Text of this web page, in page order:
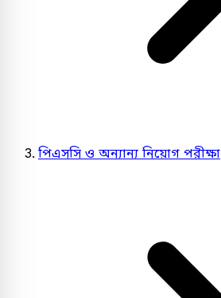
পিএসসি ও অন্যান্য নিয়োগ পরীক্ষা